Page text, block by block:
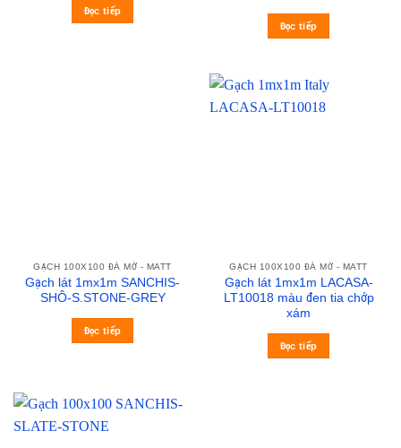
Đọc tiếp
Đọc tiếp
GẠCH 100X100 ĐÁ MỜ - MATT
Gạch lát 1mx1m SANCHIS-
SHÔ-S.STONE-GREY
Đọc tiếp
GẠCH 100X100 ĐÁ MỜ - MATT
Gạch lát 1mx1m LACASA-
LT10018 màu đen tia chớp
xám
Đọc tiếp